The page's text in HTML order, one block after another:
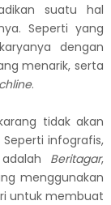
suatu hal
Seperti yang
karyanya dengan
menarik, serta
.
tidak akan
infografis,
Beritagar,
menggunakan
untuk membuat